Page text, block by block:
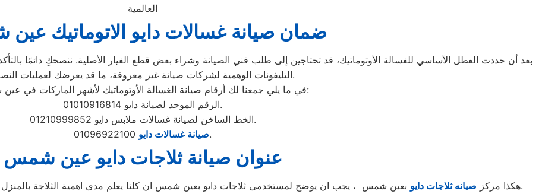
العالمية
ضمان صيانة غسالات دايو الاتوماتيك
بعد أن حددت العطل الأساسي للغسالة الأوتوماتيك، قد تحتاجين إلى طلب فني الصيانة وشراء بعض قطع الغيار الأصلية. ننصحكِ دائمًا
التليفونات الوهمية لشركات صيانة غير معروفة، ما قد يعرضك لعمليات النصب.
في ما يلي جمعنا لك أرقام صيانة الغسالة الأوتوماتيك لأشهر الماركات في عين شمس:
الرقم الموحد لصيانة دايو 01010916814.
الخط الساخن لصيانة غسالات ملابس دايو 01210999852.
صيانة غسالات دايو01096922100.
عنوان صيانة ثلاجات دايو عين شمس
هكذا مركز صيانه ثلاجات دايو
بعين شمس ، يجب ان يوضح لمستخدمى ثلاجات دايو بعين شمس ان كلنا يعلم مدى اهمية الثلاجة بالمنزل ونحن لا ندخر جهدا كي نلبي جميع طلبات الصيانه لثلاجات دايو.